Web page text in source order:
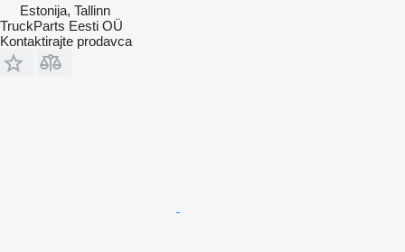
Estonija, Tallinn
TruckParts Eesti OÜ
Kontaktirajte prodavca